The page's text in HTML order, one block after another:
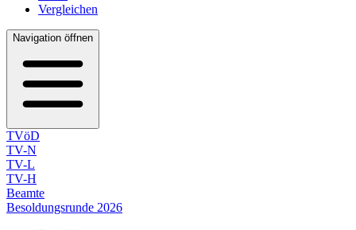
Vergleichen
Navigation öffnen
TVöD
TV-N
TV-L
TV-H
Beamte
Besoldungsrunde 2026